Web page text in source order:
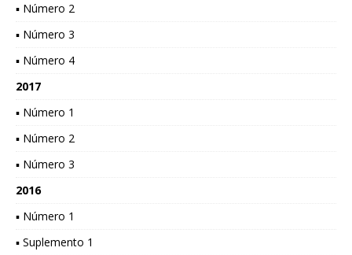
▪ Número 2
▪ Número 3
▪ Número 4
2017
▪ Número 1
▪ Número 2
▪ Número 3
2016
▪ Número 1
▪ Suplemento 1